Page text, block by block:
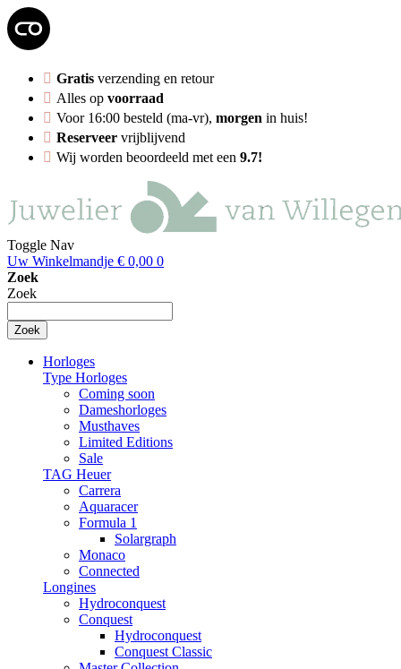
Gratis verzending en retour
Alles op voorraad
Voor 16:00 besteld (ma-vr), morgen in huis!
Reserveer vrijblijvend
Wij worden beoordeeld met een 9.7!
Toggle Nav
Uw Winkelmandje € 0,00 0
Zoek
Zoek
Zoek
Horloges
Type Horloges
Coming soon
Dameshorloges
Musthaves
Limited Editions
Sale
TAG Heuer
Carrera
Aquaracer
Formula 1
Solargraph
Monaco
Connected
Longines
Hydroconquest
Conquest
Hydroconquest
Conquest Classic